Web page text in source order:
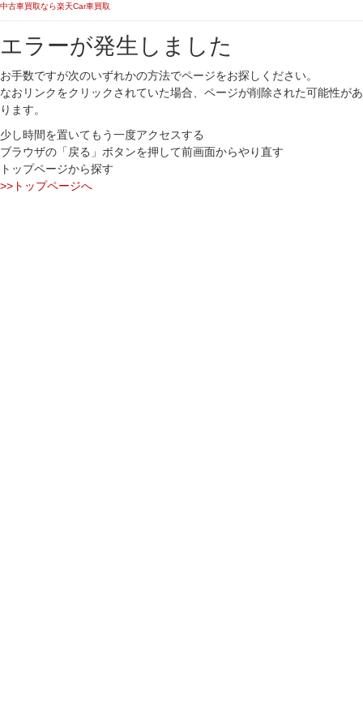
中古車買取なら楽天Car車買取
エラーが発生しました
お手数ですが次のいずれかの方法でページをお探しください。
なおリンクをクリックされていた場合、ページが削除された可能性があ
ります。
少し時間を置いてもう一度アクセスする
ブラウザの「戻る」ボタンを押して前画面からやり直す
トップページから探す
>>トップページへ